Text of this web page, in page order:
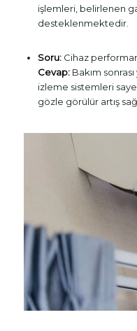
işlemleri, belirlenen
desteklenmektedir.
Soru:Cihaz
Cevap:Bakım
izleme sistemleri
gözle görülür artış